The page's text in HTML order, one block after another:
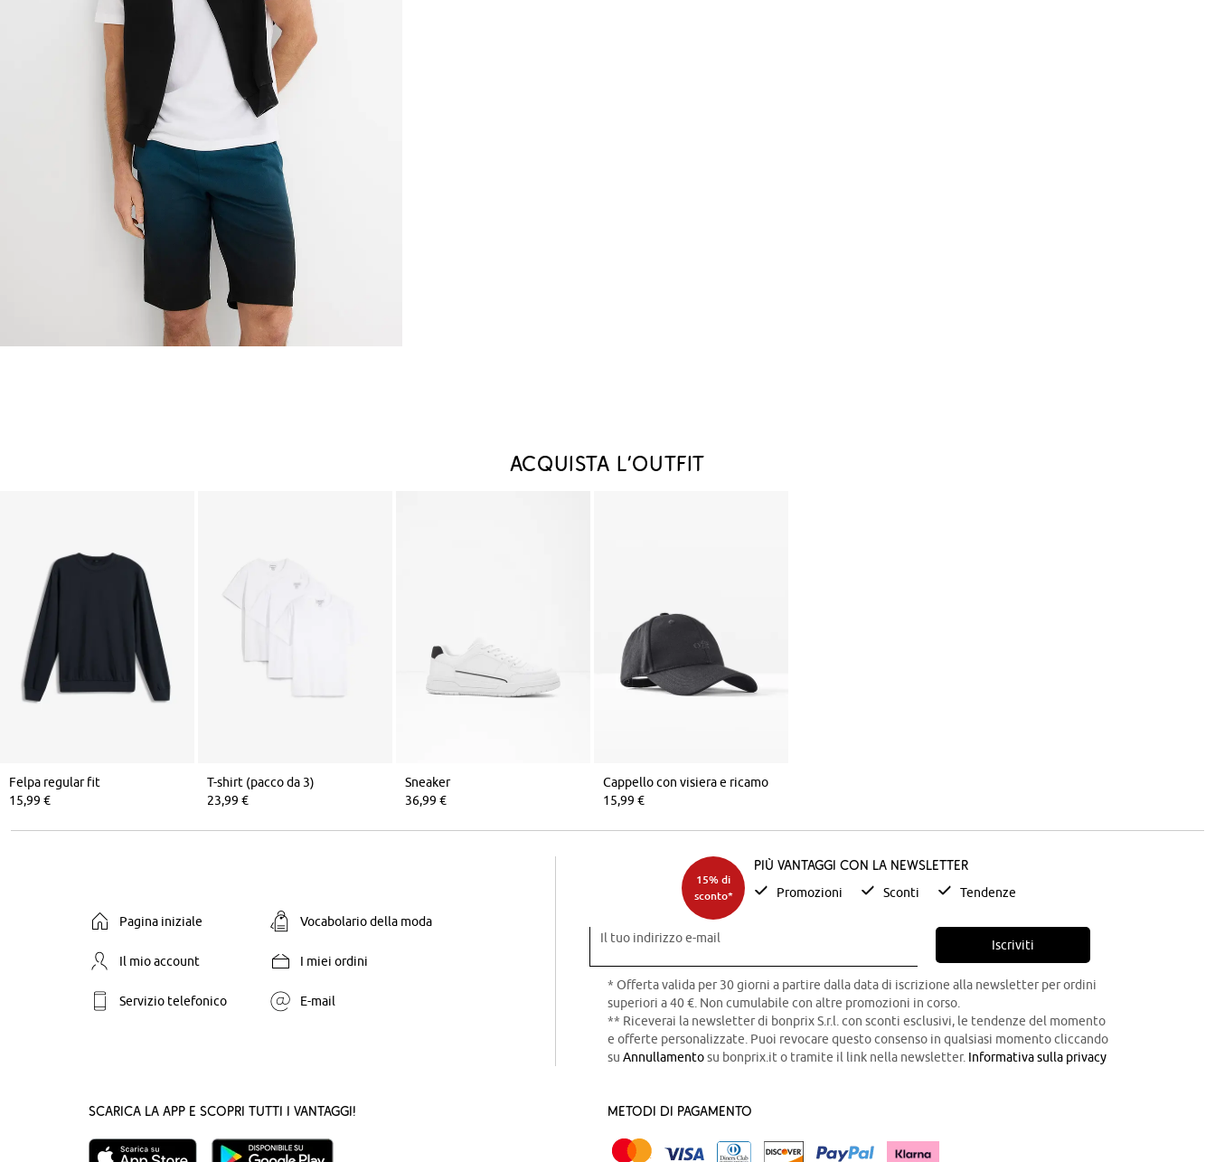
Acquista l‘outfit
Felpa regular fit
15,99 €
T-shirt (pacco da 3)
23,99 €
Sneaker
36,99 €
Cappello con visiera e ricamo
15,99 €
Pagina iniziale Vocabolario della moda
Il mio account I miei ordini
Servizio telefonico E-mail
15% di
sconto*
Più vantaggi con la newsletter
Promozioni Sconti Tendenze
Il tuo indirizzo e-mail Iscriviti
* Offerta valida per 30 giorni a partire dalla data di iscrizione alla newsletter per ordini
superiori a 40 €. Non cumulabile con altre promozioni in corso.
** Riceverai la newsletter di bonprix S.r.l. con sconti esclusivi, le tendenze del momento
e offerte personalizzate. Puoi revocare questo consenso in qualsiasi momento cliccando
su Annullamentosu bonprix.it o tramite il link nella newsletter. Informativa sulla privacy
Scarica la App e scopri tutti i vantaggi! Metodi di pagamento